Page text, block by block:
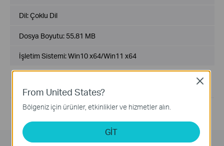
Dil:Çoklu Dil
Dosya Boyutu: 55.81 MB
İşletim Sistemi: Win10 x64/Win11 x64
2. Contains Wi-Fi Driver and Bluetooth Driver.
From United States?
Bölgeniz için ürünler, etkinlikler ve hizmetler alın.
GİT
Close